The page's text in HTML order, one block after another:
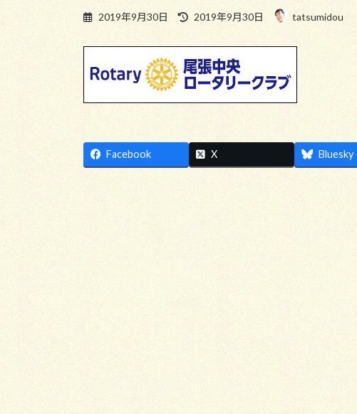
2019年9月30日
最
新
日
時
2019年9月30日 tatsumidou
Facebook X Bluesky